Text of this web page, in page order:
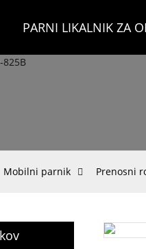
PARNI LIKALNIK ZA
Mobilni parnik Prenosni